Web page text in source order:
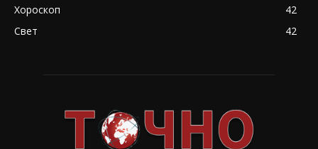
Хороскоп
42
Свет
42